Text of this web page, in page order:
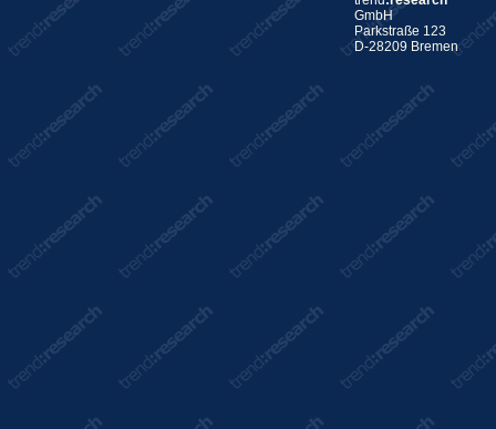
GmbH
Parkstraße 123
D-28209 Bremen